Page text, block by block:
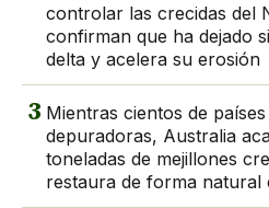
controlar las crecidas del
confirman que ha dejado
delta y acelera su erosión
3 Mientras cientos de
depuradoras, Australia
toneladas de mejillones
restaura de forma natural